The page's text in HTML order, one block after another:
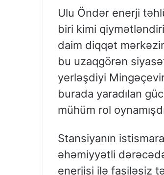
Ulu Öndər enerji
biri kimi
daim diqqət
bu uzaqgörən
yerləşdiyi
burada yaradılan
mühüm rol
Stansiyanın
əhəmiyyətli
enerjisi ilə fasiləsiz